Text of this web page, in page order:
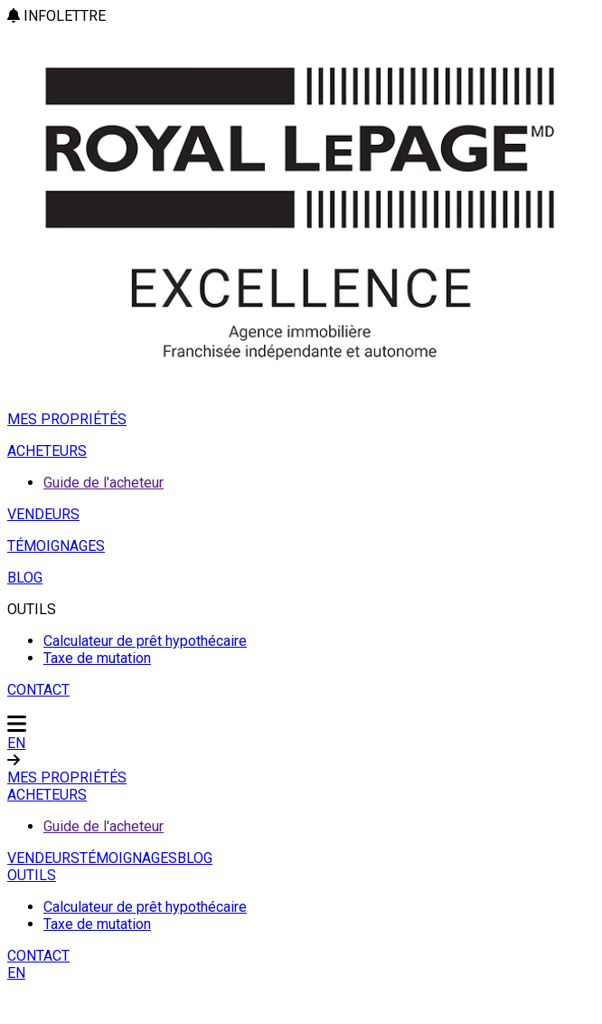
INFOLETTRE
MES PROPRIÉTÉS
ACHETEURS
Guide de l'acheteur
VENDEURS
TÉMOIGNAGES
BLOG
OUTILS
Calculateur de prêt hypothécaire
Taxe de mutation
CONTACT
EN
MES PROPRIÉTÉS
ACHETEURS
Guide de l'acheteur
VENDEURSTÉMOIGNAGESBLOG
OUTILS
Calculateur de prêt hypothécaire
Taxe de mutation
CONTACT
EN